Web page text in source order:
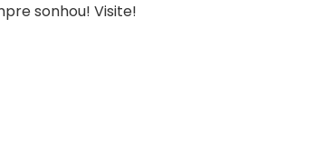
sonhou! Visite!